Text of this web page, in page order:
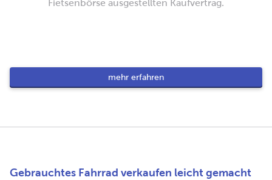
Fietsenbörse ausgestellten Kaufvertrag.
mehr erfahren
Gebrauchtes Fahrrad verkaufen leicht gemacht